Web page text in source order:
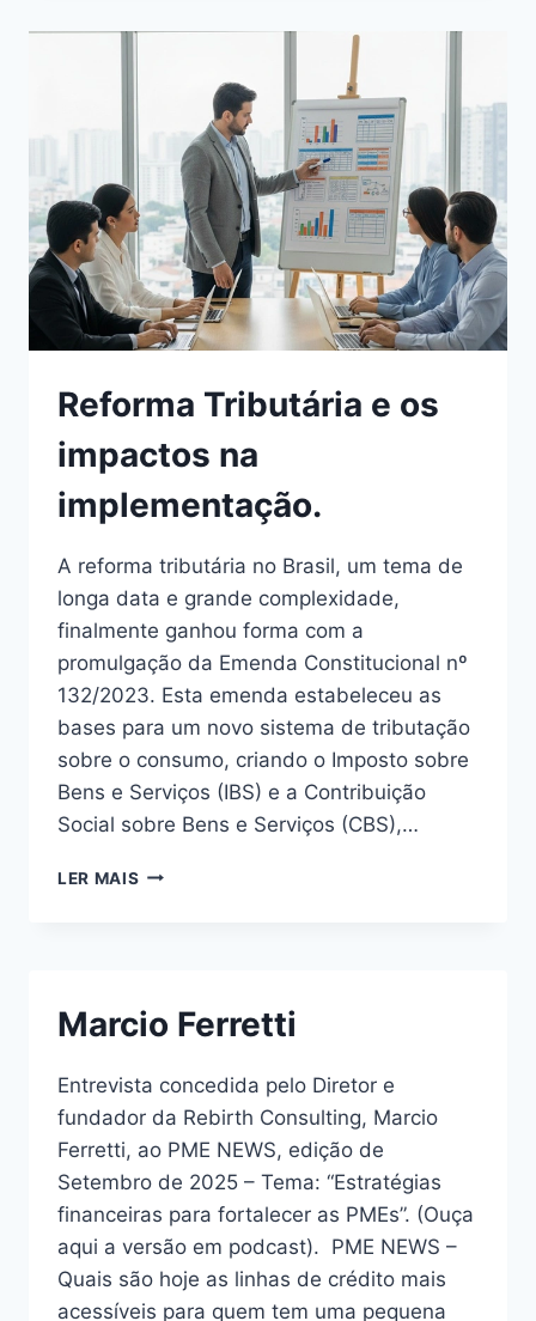
Reforma Tributária e os
impactos na
implementação.
A reforma tributária no Brasil, um tema de
longa data e grande complexidade,
finalmente ganhou forma com a
promulgação da Emenda Constitucional nº
132/2023. Esta emenda estabeleceu as
bases para um novo sistema de tributação
sobre o consumo, criando o Imposto sobre
Bens e Serviços (IBS) e a Contribuição
Social sobre Bens e Serviços (CBS),…
LER MAIS
Marcio Ferretti
Entrevista concedida pelo Diretor e
fundador da Rebirth Consulting, Marcio
Ferretti, ao PME NEWS, edição de
Setembro de 2025 – Tema: “Estratégias
financeiras para fortalecer as PMEs”. (Ouça
aqui a versão em podcast). PME NEWS –
Quais são hoje as linhas de crédito mais
acessíveis para quem tem uma pequena